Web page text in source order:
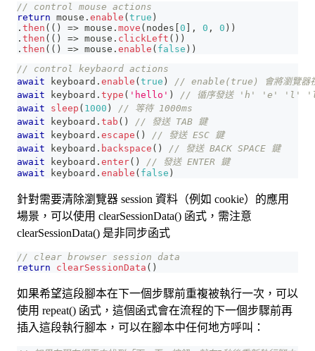
// control mouse actions
return mouse . enable ( true )
. then ( ( ) => mouse . move ( nodes 0 , 0 , 0 ) )
. then ( ( ) => mouse . clickLeft ( ) )
. then ( ( ) => mouse . enable ( false ) )
// control keybaord actions
await keyboard . enable ( true )
// enable(true) 會將瀏覽器視
await keyboard . type ( 'hello' )
// 循序發送 'h' 'e' 'l'
await
sleep ( 1000 )
// 等待 1000ms
await keyboard . tab ( )
// 發送 TAB 鍵
await keyboard . escape ( )
// 發送 ESC 鍵
await keyboard . backspace ( )
// 發送 BACK SPACE 鍵
await keyboard . enter( )
// 發送 ENTER 鍵
await keyboard . enable ( false )
針對需要清除瀏覽器 session 資料（例如 cookie）的應用
場景，可以使用 clearSessionData() 函式，需注意
clearSessionData() 是非同步函式
// clear browser session data
return
clearSessionData ( )
如果希望這段腳本在下一個步驟前重複被執行一次，可以
使用 repeat() 函式，這個函式會在流程的下一個步驟前再
插入這段執行腳本，可以在腳本中任何地方呼叫：